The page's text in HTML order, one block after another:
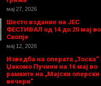
мај 27, 2026
Шесто издание на ЈЕС
ФЕСТИВАЛ од 14 до 20 мај во
Скопје
мај 12, 2026
Изведба на операта „Тоска“
Џакомо Пучини на 16 мај во
рамките на „Мајски оперски
вечери“